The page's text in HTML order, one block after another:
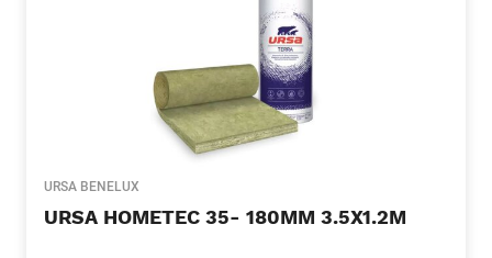
URSA BENELUX
URSA HOMETEC 35- 180MM 3.5X1.2M